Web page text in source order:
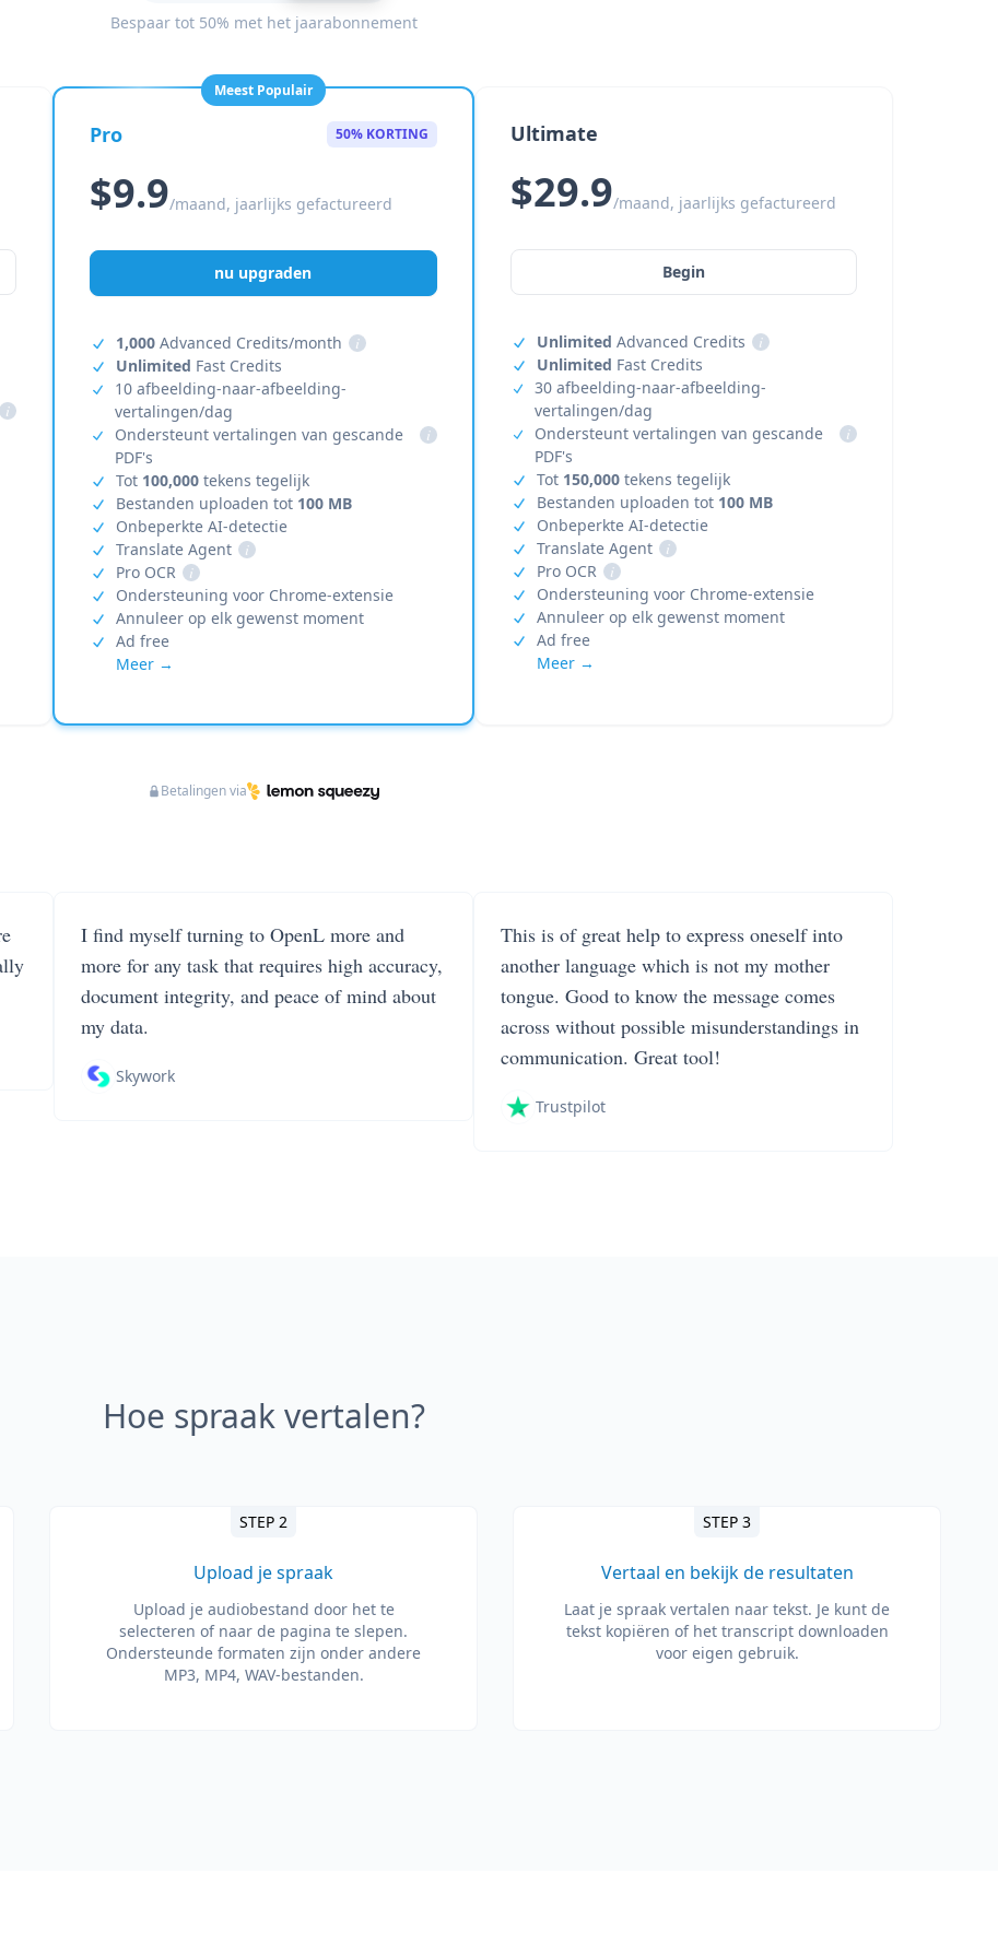
Bespaar tot 50% met het jaarabonnement
i
Meest Populair
Pro 50% KORTING
$9.9/maand, jaarlijks gefactureerd
nu upgraden
1,000 Advanced Credits/month
i
Unlimited Fast Credits
10 afbeelding-naar-afbeelding-
vertalingen/dag
Ondersteunt vertalingen van gescande
PDF's
i
Tot 100,000 tekens tegelijk
Bestanden uploaden tot 100 MB
Onbeperkte AI-detectie
Translate Agent
i
Pro OCR
i
Ondersteuning voor Chrome-extensie
Annuleer op elk gewenst moment
Ad free
Meer →
Ultimate
$29.9/maand, jaarlijks gefactureerd
Begin
Unlimited Advanced Credits
i
Unlimited Fast Credits
30 afbeelding-naar-afbeelding-
vertalingen/dag
Ondersteunt vertalingen van gescande
PDF's
i
Tot 150,000tekens tegelijk
Bestanden uploaden tot 100 MB
Onbeperkte AI-detectie
Translate Agent
i
Pro OCR
i
Ondersteuning voor Chrome-extensie
Annuleer op elk gewenst moment
Ad free
Meer →
Betalingen via
I find myself turning to OpenL more and
more for any task that requires high accuracy,
document integrity, and peace of mind about
my data.
Skywork
This is of great help to express oneself into
another language which is not my mother
tongue. Good to know the message comes
across without possible misunderstandings in
communication. Great tool!
Trustpilot
Hoe spraak vertalen?
STEP 2
Upload je spraak
Upload je audiobestand door het te
selecteren of naar de pagina te slepen.
Ondersteunde formaten zijn onder andere
MP3, MP4, WAV-bestanden.
STEP 3
Vertaal en bekijk de resultaten
Laat je spraak vertalen naar tekst. Je kunt de
tekst kopiëren of het transcript downloaden
voor eigen gebruik.